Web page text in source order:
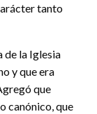
tanto
de la Iglesia
y que era
que
canónico, que